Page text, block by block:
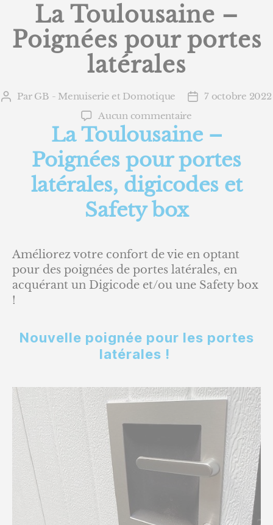
La Toulousaine –
Poignées pour portes
latérales
Auteur
Par GB - Menuiserie et Domotique
Date7 octobre 2022
Aucun commentairesur
La
Toulousaine
–
Poignées
pour
portes
La Toulousaine –
Poignées pour portes
latérales, digicodes et
Safety box
Améliorez votre confort de vie en optant
pour des poignées de portes latérales, en
acquérant un Digicode et/ou une Safety box
!
Nouvelle poignée pour les portes
latérales !